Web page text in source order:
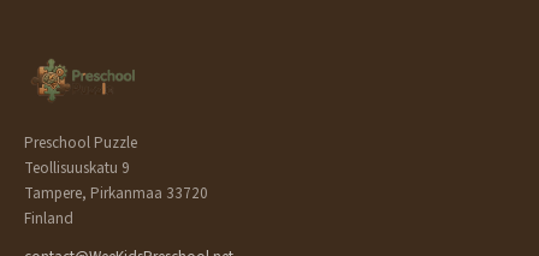
Preschool Puzzle
Teollisuuskatu 9
Tampere, Pirkanmaa 33720
Finland